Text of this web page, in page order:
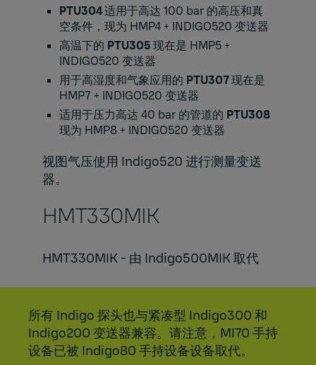
PTU304适用于高达 100 bar 的高压和真
空条件，现为 HMP4 + INDIGO520 变送器
高温下的 PTU305现在是 HMP5 +
INDIGO520 变送器
用于高湿度和气象应用的 PTU307现在是
HMP7 + INDIGO520 变送器
适用于压力高达 40 bar 的管道的 PTU308
现为 HMP8 + INDIGO520 变送器
视图气压使用 Indigo520 进行测量变送
器。
HMT330MIK​
HMT330MIK - 由 Indigo500MIK取代
所有 Indigo 探头也与紧凑型 Indigo300 和
Indigo200 变送器兼容。请注意，MI70 手持
设备已被 Indigo80 手持设备设备取代。